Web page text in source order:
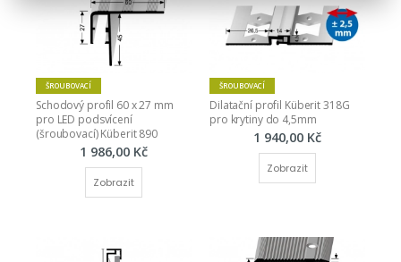
ŠROUBOVACÍ
Schodový profil 60 x 27 mm
pro LED podsvícení
(šroubovací) Küberit 890
1 986,00 Kč
Zobrazit
ŠROUBOVACÍ
Dilatační profil Küberit 318G
pro krytiny do 4,5mm
1 940,00 Kč
Zobrazit